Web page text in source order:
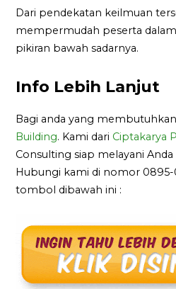
Dari pendekatan keilmuan
mempermudah peserta
pikiran bawah sadarnya.
Info Lebih Lanjut
Bagi anda yang
Building. Kami dari Ciptakarya
Consulting siap melayani
Hubungi kami di nomor
tombol dibawah ini :